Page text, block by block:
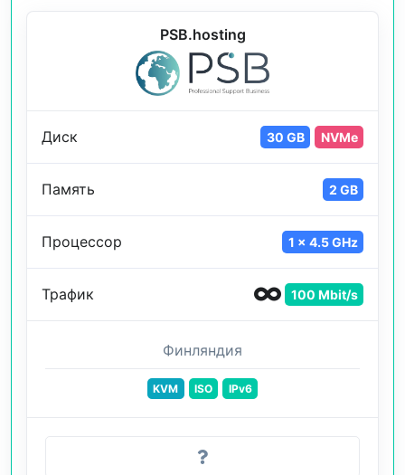
PSB.hosting
Диск 30 GB NVMe
Память 2 GB
Процессор 1 x 4.5 GHz
Трафик 100 Mbit/s
Финляндия
KVM ISO IPv6